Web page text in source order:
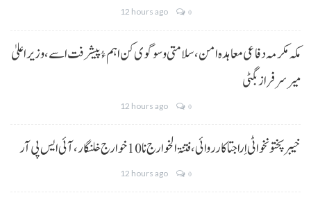
12 hours ago 0
مکہ مکرمہ دفاعی معاہدہ امن، سلامتی و سوگوی کن اہم ءُ پیشرفت اسے،وزیراعلیٰ
میر سرفراز بگٹی
12 hours ago 0
خیبر پختونخوا ٹی اِرا جتا کارروائی، فتنۃ الخوارج نا 10خوارج خلنگار،آئی ایس پی آر
12 hours ago 0